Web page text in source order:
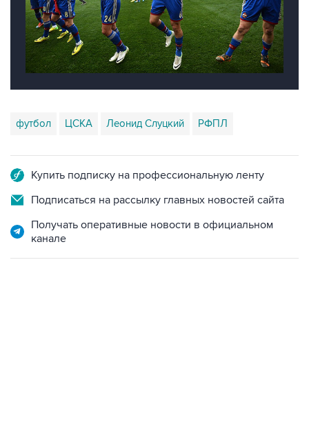
футбол ЦСКА Леонид Слуцкий РФПЛ
Купить подписку на профессиональную ленту
Подписаться на рассылку главных новостей сайта
Получать оперативные новости в официальном
канале